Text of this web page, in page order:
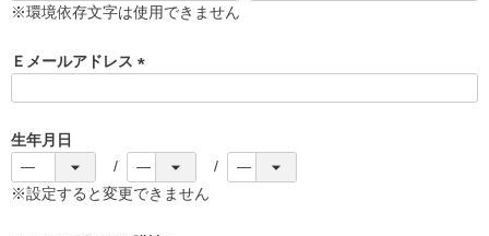
必
)
※環境依存文字は使用できません
Ｅメールアドレス
)
生年月日
※設定すると変更できません